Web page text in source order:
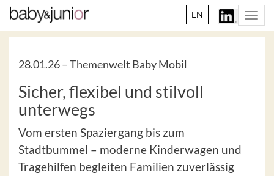
EN
28.01.26 –Themenwelt Baby Mobil
Sicher, flexibel und stilvoll
unterwegs
Vom ersten Spaziergang bis zum
Stadtbummel – moderne Kinderwagen und
Tragehilfen begleiten Familien zuverlässig